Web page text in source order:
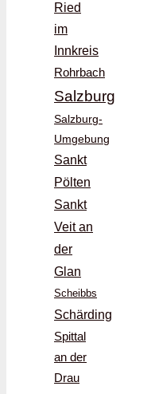
Ried
im
Innkreis
Rohrbach
Salzburg
Salzburg-
Umgebung
Sankt
Pölten
Sankt
Veit an
der
Glan
Scheibbs
Schärding
Spittal
an der
Drau